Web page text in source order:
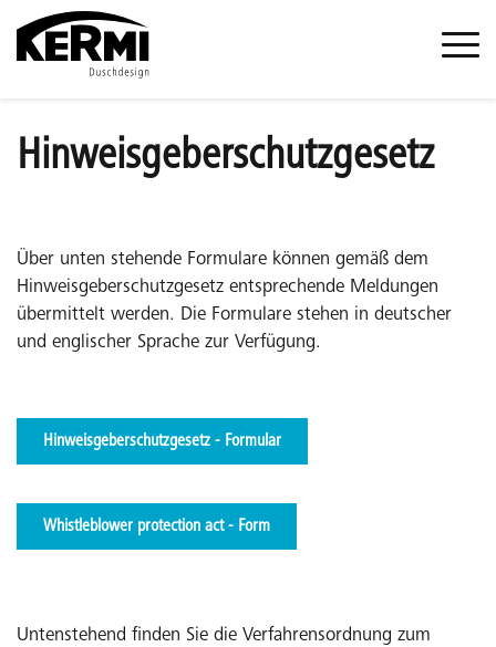
Hinweisgeberschutzgesetz
Über unten stehende Formulare können gemäß dem
Hinweisgeberschutzgesetz entsprechende Meldungen
übermittelt werden. Die Formulare stehen in deutscher
und englischer Sprache zur Verfügung.
Hinweisgeberschutzgesetz - Formular
Whistleblower protection act - Form
Untenstehend finden Sie die Verfahrensordnung zum